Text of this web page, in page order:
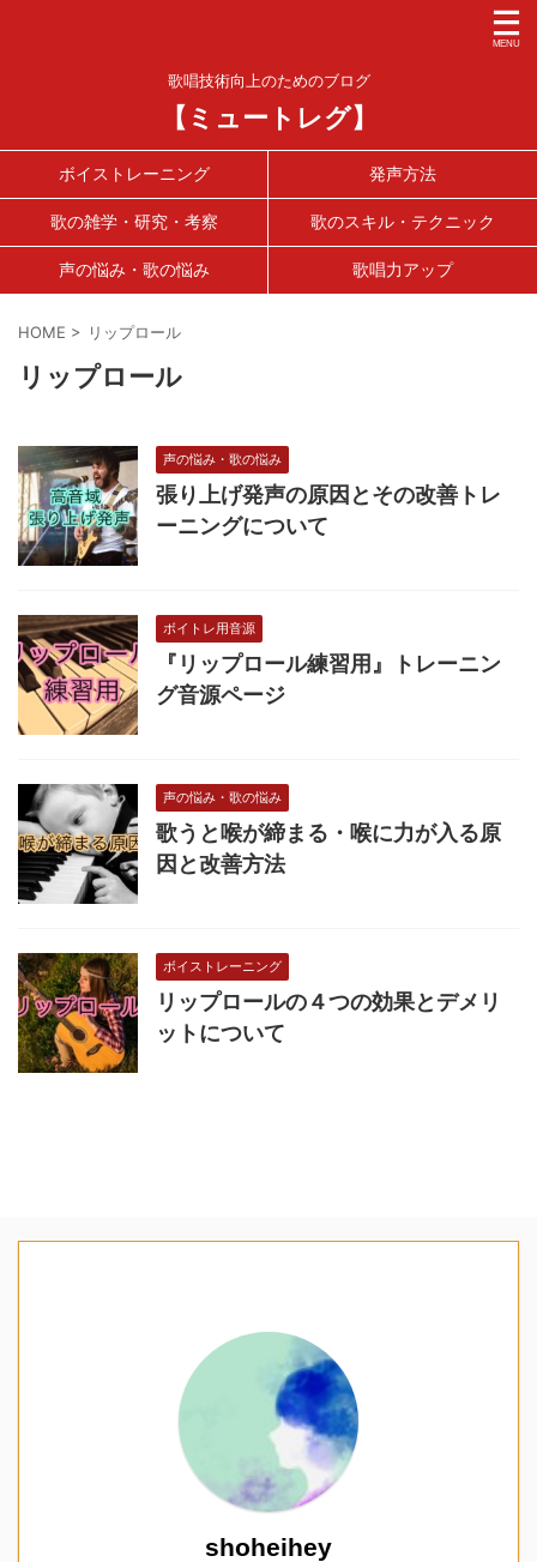
歌唱技術向上のためのブログ
【ミュートレグ】
ボイストレーニング 発声方法
歌の雑学・研究・考察 歌のスキル・テクニック
声の悩み・歌の悩み 歌唱力アップ
HOME > リップロール
リップロール
声の悩み・歌の悩み
張り上げ発声の原因とその改善トレ
ーニングについて
ボイトレ用音源
『リップロール練習用』トレーニン
グ音源ページ
声の悩み・歌の悩み
歌うと喉が締まる・喉に力が入る原
因と改善方法
ボイストレーニング
リップロールの４つの効果とデメリ
ットについて
shoheihey